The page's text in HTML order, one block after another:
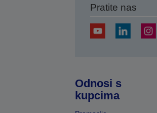
Pratite nas
Odnosi s
kupcima